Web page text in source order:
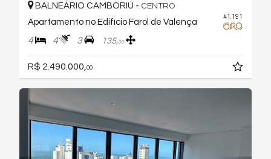
#1.191
BALNEÁRIO CAMBORIÚ - CENTRO
Apartamento no Edifício Farol de Valença
4 4 3 135,00
R$ 2.490.000, 00